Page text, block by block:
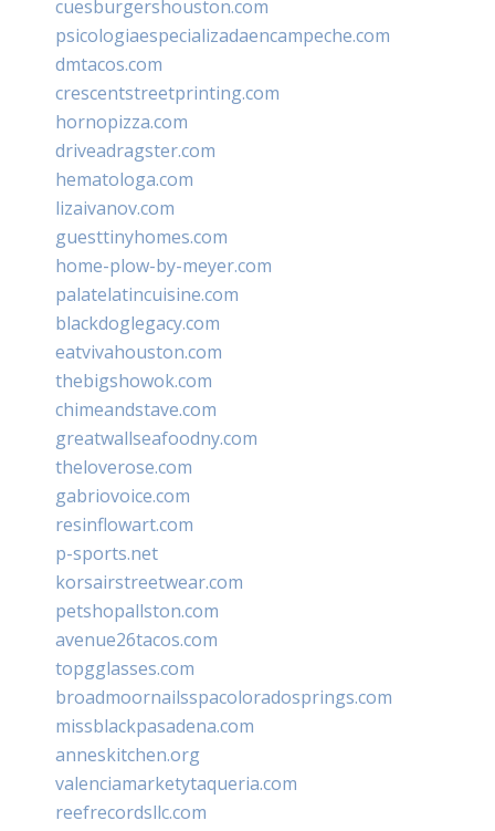
cuesburgershouston.com
psicologiaespecializadaencampeche.com
dmtacos.com
crescentstreetprinting.com
hornopizza.com
driveadragster.com
hematologa.com
lizaivanov.com
guesttinyhomes.com
home-plow-by-meyer.com
palatelatincuisine.com
blackdoglegacy.com
eatvivahouston.com
thebigshowok.com
chimeandstave.com
greatwallseafoodny.com
theloverose.com
gabriovoice.com
resinflowart.com
p-sports.net
korsairstreetwear.com
petshopallston.com
avenue26tacos.com
topgglasses.com
broadmoornailsspacoloradosprings.com
missblackpasadena.com
anneskitchen.org
valenciamarketytaqueria.com
reefrecordsllc.com